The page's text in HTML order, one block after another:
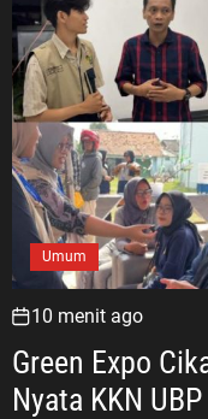
Umum
10 menit ago
Green Expo
Nyata KKN